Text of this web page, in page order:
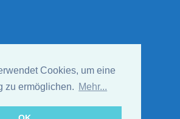
Cookies, um eine
zu ermöglichen. Mehr...